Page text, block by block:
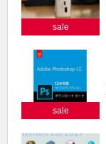
sale
sale